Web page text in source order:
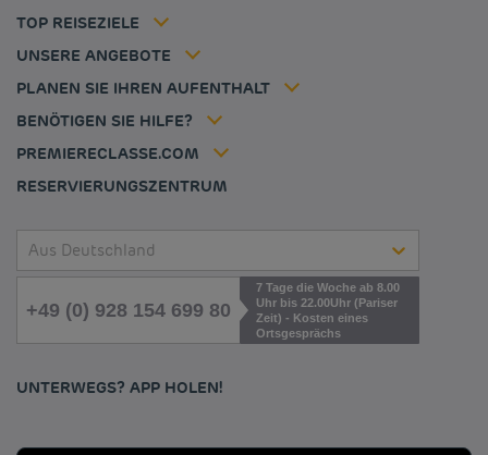
TOP REISEZIELE
UNSERE ANGEBOTE
Mitgliedsrate
PLANEN SIE IHREN AUFENTHALT
BENÖTIGEN SIE HILFE?
PREMIERECLASSE.COM
Tax policy
Karriere
RESERVIERUNGSZENTRUM
Aus Deutschland
+49 (0) 928 154 699 80
7 Tage die Woche ab 8.00
Uhr bis 22.00Uhr (Pariser
Zeit) - Kosten eines
Ortsgesprächs
UNTERWEGS? APP HOLEN!